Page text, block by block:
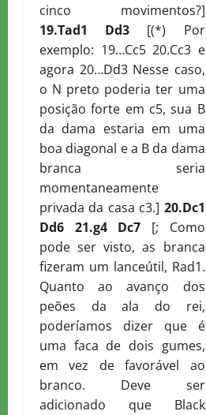
cinco movimentos?]
19.Tad1 Dd3 [(*) Por
exemplo: 19…Cc5 20.Cc3 e
agora 20…Dd3 Nesse caso,
o N preto poderia ter uma
posição forte em c5, sua B
da dama estaria em uma
boa diagonal e a B da dama
branca seria
momentaneamente
privada da casa c3.] 20.Dc1
Dd6 21.g4 Dc7 [; Como
pode ser visto, as branca
fizeram um lanceútil, Rad1.
Quanto ao avanço dos
peões da ala do rei,
poderíamos dizer que é
uma faca de dois gumes,
em vez de favorável ao
branco. Deve ser
adicionado que Black